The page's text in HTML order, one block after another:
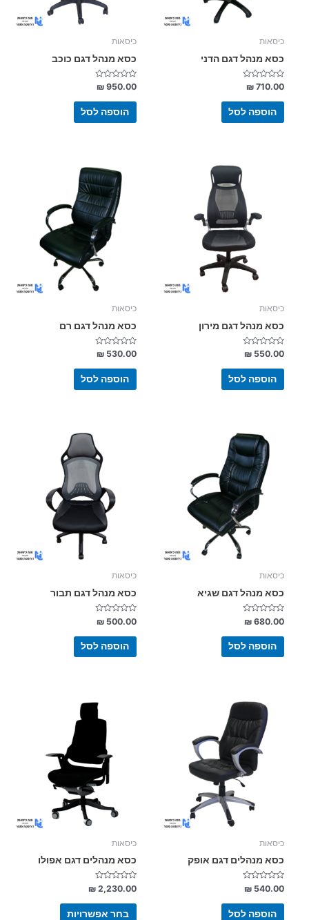
כיסאות
כסא מנהל דגם הדני
דורג
0
מתוך
₪710.00
הוספה לסל
כיסאות
כסא מנהל דגם כוכב
דורג
0
מתוך
₪950.00
הוספה לסל
כיסאות
כסא מנהל דגם מירון
דורג
0
מתוך
₪550.00
הוספה לסל
כיסאות
כסא מנהל דגם רם
דורג
0
מתוך
₪530.00
הוספה לסל
כיסאות
כסא מנהל דגם שגיא
דורג
0
מתוך
₪680.00
הוספה לסל
כיסאות
כסא מנהל דגם תבור
דורג
0
מתוך
₪500.00
הוספה לסל
כיסאות
כסא מנהלים דגם אופק
דורג
0
מתוך
₪540.00
הוספה לסל
כיסאות
כסא מנהלים דגם אפולו
דורג
0
מתוך
₪2,230.00
בחר אפשרויות
סוגים.
ניתן
את
האפשרויות
המוצר